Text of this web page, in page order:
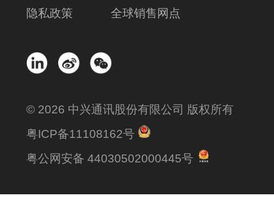
隐私政策
全球销售网点
© 2026 中兴通讯股份有限公司 版权所有
粤ICP备11108162号
粤公网安备 44030502000445号